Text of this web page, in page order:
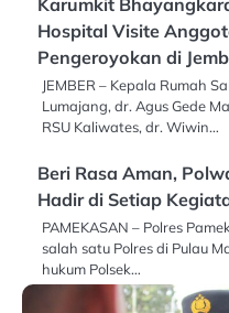
Karumkit
Hospital Visite
Pengeroyokan di
JEMBER – Kepala Rumah
Lumajang, dr. Agus Gede
RSU Kaliwates, dr. Wiwin…
Beri Rasa Aman,
Hadir di Setiap
PAMEKASAN – Polres
salah satu Polres di Pulau
hukum Polsek…